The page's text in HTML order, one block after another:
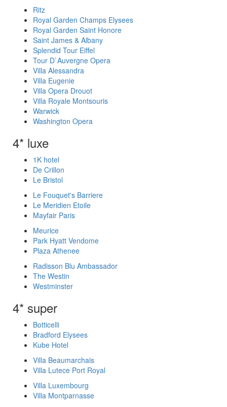
Ritz
Royal Garden Champs Elysees
Royal Garden Saint Honore
Saint James & Albany
Splendid Tour Eiffel
Tour D`Auvergne Opera
Villa Alessandra
Villa Eugenie
Villa Opera Drouot
Villa Royale Montsouris
Warwick
Washington Opera
4* luxe
1K hotel
De Crillon
Le Bristol
Le Fouquet's Barriere
Le Meridien Etoile
Mayfair Paris
Meurice
Park Hyatt Vendome
Plaza Athenee
Radisson Blu Ambassador
The Westin
Westminster
4* super
Botticelli
Bradford Elysees
Kube Hotel
Villa Beaumarchais
Villa Lutece Port Royal
Villa Luxembourg
Villa Montparnasse